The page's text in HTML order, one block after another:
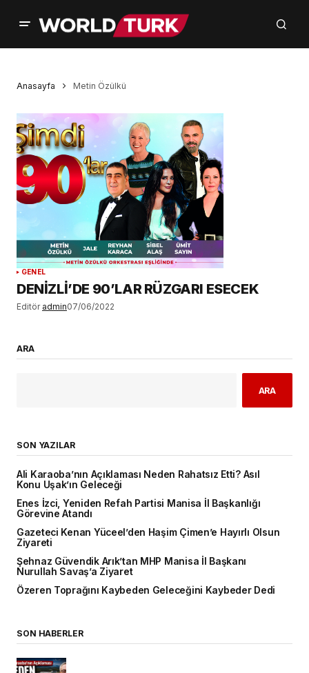
Anasayfa Metin Özülkü
GENEL
DENİZLİ’DE 90’LAR RÜZGARI ESECEK
Editör admin07/06/2022
ARA
ARA
SON YAZILAR
Ali Karaoba’nın Açıklaması Neden Rahatsız Etti? Asıl
Konu Uşak’ın Geleceği
Enes İzci, Yeniden Refah Partisi Manisa İl Başkanlığı
Görevine Atandı
Gazeteci Kenan Yüceel’den Haşim Çimen’e Hayırlı Olsun
Ziyareti
Şehnaz Güvendik Arık’tan MHP Manisa İl Başkanı
Nurullah Savaş’a Ziyaret
Özeren Toprağını Kaybeden Geleceğini Kaybeder Dedi
SON HABERLER